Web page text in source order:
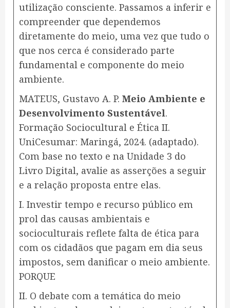
utilização consciente. Passamos a inferir e
compreender que dependemos
diretamente do meio, uma vez que tudo o
que nos cerca é considerado parte
fundamental e componente do meio
ambiente.
MATEUS, Gustavo A. P. Meio Ambiente e
Desenvolvimento Sustentável.
Formação Sociocultural e Ética II.
UniCesumar: Maringá, 2024. (adaptado).
Com base no texto e na Unidade 3 do
Livro Digital, avalie as asserções a seguir
e a relação proposta entre elas.
I. Investir tempo e recurso público em
prol das causas ambientais e
socioculturais reflete falta de ética para
com os cidadãos que pagam em dia seus
impostos, sem danificar o meio ambiente.
PORQUE
II. O debate com a temática do meio